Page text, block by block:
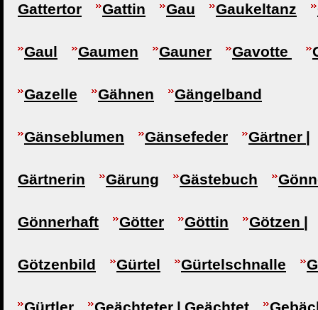
Gattertor Gattin Gau Gaukeltanz
Gaul Gaumen Gauner Gavotte
Gazelle Gähnen Gängelband
Gänseblumen Gänsefeder Gärtner |
Gärtnerin Gärung Gästebuch
Gönnerhaft Götter Göttin Götzen |
Götzenbild Gürtel Gürtelschnalle